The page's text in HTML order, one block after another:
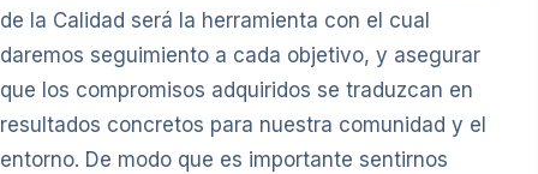
de la Calidad será la herramienta con el cual
daremos seguimiento a cada objetivo, y asegurar
que los compromisos adquiridos se traduzcan en
resultados concretos para nuestra comunidad y el
entorno. De modo que es importante sentirnos